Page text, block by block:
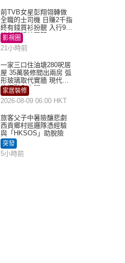
前TVB女星彭翔翎轉做
全職的士司機 日賺2千指
終有錢買衫扮靚 入行9年
被封翻版林夏薇
影視圈
21小時前
一家三口住油塘280呎居
屋 35萬裝修間出兩房 弧
形玻璃取代實牆 現代神
枱櫃融入玄關
家居裝修
2026-08-09 06:00 HKT
旅客父子中暑險釀悲劇
西貢鄉村巡邏隊憑經驗
與「HKSOS」助脫險
突發
5小時前